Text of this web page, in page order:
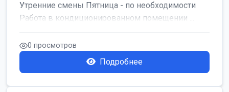
Утренние смены Пятница - по необходимости
Работа в кондиционированном помещении ...
0 просмотров
Подробнее